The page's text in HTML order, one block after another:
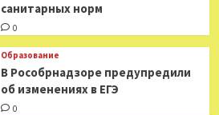
санитарных норм
0
Образование
В Рособрнадзоре предупредили
об изменениях в ЕГЭ
0